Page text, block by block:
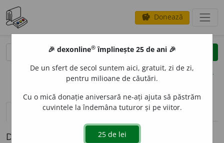
savings Donează
clear
opțiuni
definiții (1) pronunțievolume_up (1)
Definiția cu ID-ul 565505:
🎉 dexonline® împlinește 25 de ani 🎉
De un sfert de secol suntem aici, gratuit, zi de zi,
pentru milioane de căutări.
Cu o mică donație aniversară ne-ați ajuta să păstrăm
cuvintele la îndemâna tuturor și pe viitor.